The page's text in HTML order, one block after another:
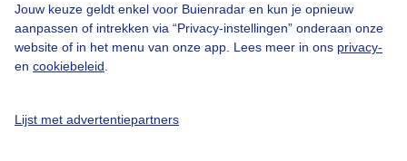
Jouw keuze geldt enkel voor Buienradar en kun je opnieuw
aanpassen of intrekken via “Privacy-instellingen” onderaan onze
website of in het menu van onze app. Lees meer in ons privacy-
en cookiebeleid
Lijst met advertentiepartners
Privacy instellingen
Gratis weerdata
Buienradar